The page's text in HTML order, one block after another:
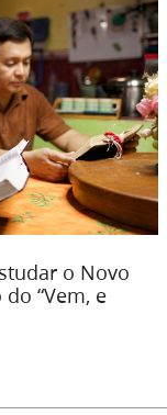
o Novo
“Vem, e